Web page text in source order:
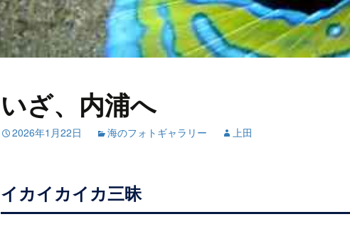
いざ、内浦へ
2026年1月22日 海のフォトギャラリー 上田
イカイカイカ三昧